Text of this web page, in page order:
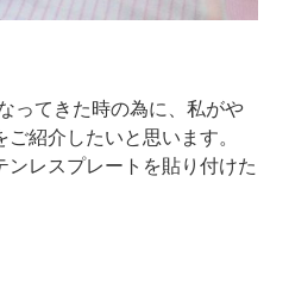
ってきた時の為に、私がや
紹介したいと思います。
レスプレートを貼り付けた